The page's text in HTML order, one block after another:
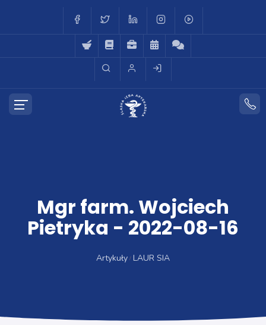
Mgr farm. Wojciech
Pietryka - 2022-08-16
Artykuły LAUR SIA